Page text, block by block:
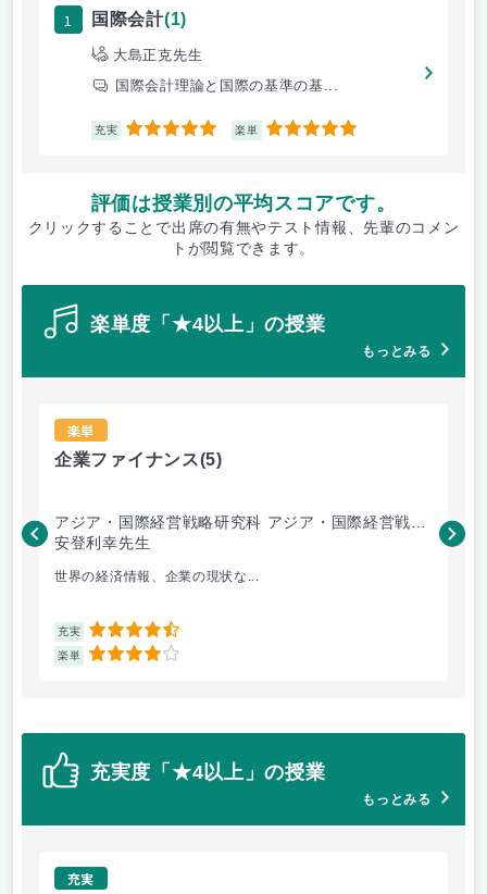
1 国際会計(1)
大島正克先生
国際会計理論と国際の基準の基...
充実 5 楽単 5
評価は授業別の平均スコアです。
クリックすることで出席の有無やテスト情報、先輩のコメン
トが閲覧できます。
楽単度「★4以上」の授業
もっとみる
楽単
企業ファイナンス(5)
アジア・国際経営戦略研究科 アジア・国際経営戦略
専攻
安登利幸先生
世界の経済情報、企業の現状な...
充実 4.5
楽単 4
専
三
充実度「★4以上」の授業
もっとみる
充実